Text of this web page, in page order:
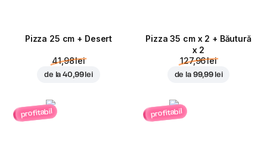
Pizza 25 cm + Desert
41,98 lei
de la40,99 lei
Pizza 35 cm x 2 + Băutură
x 2
127,96 lei
de la 99,99 lei
profitabil profitabil